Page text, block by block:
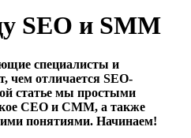
SEO и SMM
специалисты и
чем отличается SEO-
статье мы простыми
СЕО и СММ, а также
понятиями. Начинаем!